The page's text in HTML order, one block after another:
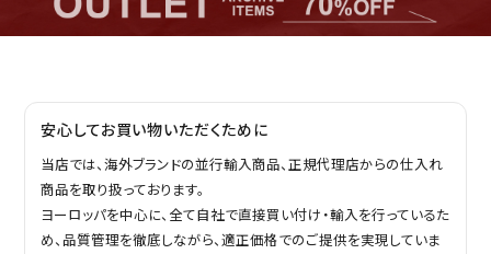
安心してお買い物いただくために
当店では、海外ブランドの並行輸入商品、正規代理店からの仕入れ
商品を取り扱っております。
ヨーロッパを中心に、全て自社で直接買い付け・輸入を行っているた
め、品質管理を徹底しながら、適正価格でのご提供を実現していま